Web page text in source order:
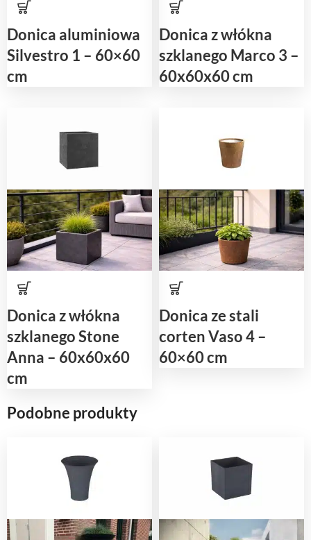
Donica aluminiowa
Silvestro 1 – 60×60
cm
Donica z włókna
szklanego Marco 3 –
60x60x60 cm
Donica z włókna
szklanego Stone
Anna – 60x60x60
cm
Donica ze stali
corten Vaso 4 –
60×60 cm
Podobne produkty